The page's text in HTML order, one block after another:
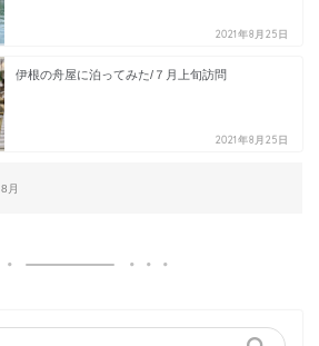
2021年8月25日
伊根の舟屋に泊ってみた/７月上旬訪問
2021年8月25日
8月